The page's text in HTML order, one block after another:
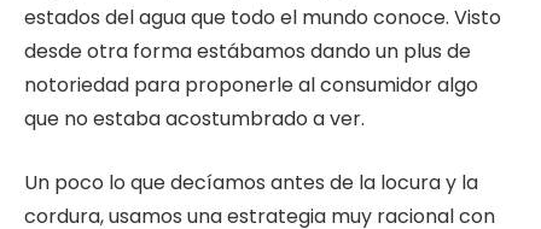
estados del agua que todo el mundo conoce. Visto
desde otra forma estábamos dando un plus de
notoriedad para proponerle al consumidor algo
que no estaba acostumbrado a ver.
Un poco lo que decíamos antes de la locura y la
cordura, usamos una estrategia muy racional con